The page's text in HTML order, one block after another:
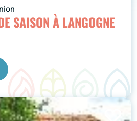
SAISON À LANGOGNE